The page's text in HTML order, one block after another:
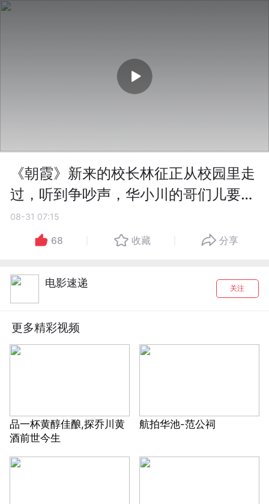
《朝霞》新来的校长林征正从校园里走
过，听到争吵声，华小川的哥们儿要帮
忙，方明珠不允许，双方争吵起来。
08-31 07:15
68 收藏 分享
电影速递 关注
更多精彩视频
品一杯黄醇佳酿,探乔川黄
酒前世今生
航拍华池-范公祠